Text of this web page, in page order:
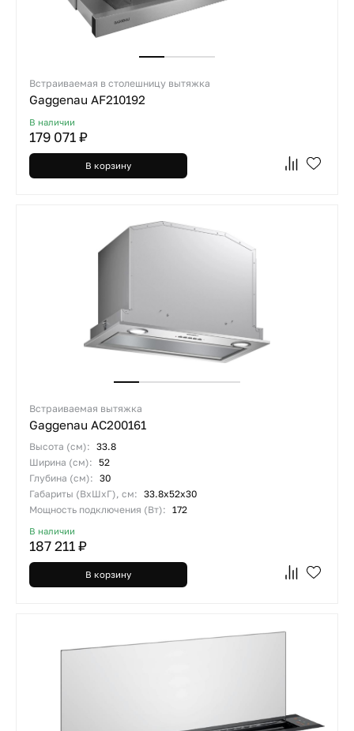
Встраиваемая в столешницу вытяжка
Gaggenau AF210192
В наличии
179 071 ₽
В корзину
Встраиваемая вытяжка
Gaggenau AC200161
Высота (см): 33.8
Ширина (см): 52
Глубина (см): 30
Габариты (ВхШхГ), см: 33.8х52х30
Мощность подключения (Вт): 172
В наличии
187 211 ₽
В корзину